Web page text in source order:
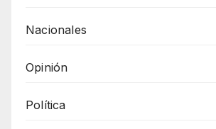
Nacionales
Opinión
Política